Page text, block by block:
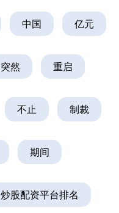
中国 亿元
突然 重启
不止 制裁
期间
炒股配资平台排名